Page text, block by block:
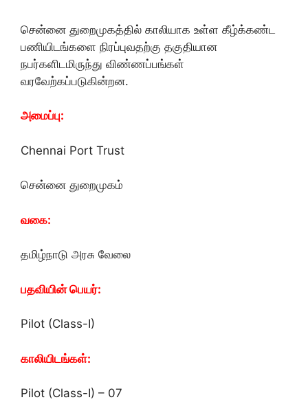
சென்னை துறைமுகத்தில் காலியாக உள்ள கீழ்க்கண்ட
பணியிடங்களை நிரப்புவதற்கு தகுதியான
நபர்களிடமிருந்து விண்ணப்பங்கள்
வரவேற்கப்படுகின்றன.
அமைப்பு:
Chennai Port Trust
சென்னை துறைமுகம்
வகை:
தமிழ்நாடு அரசு வேலை
பதவியின் பெயர்:
Pilot (Class-I)
காலியிடங்கள்:
Pilot (Class-I) – 07